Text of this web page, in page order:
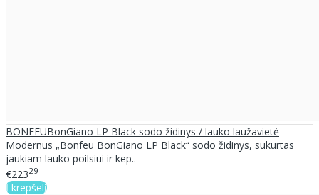
BONFEUBonGiano LP Black sodo židinys / lauko laužavietė
Modernus „Bonfeu BonGiano LP Black“ sodo židinys, sukurtas
jaukiam lauko poilsiui ir kep..
€22329
Į krepšelį